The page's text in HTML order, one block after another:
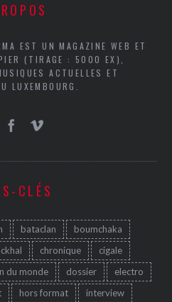
EST UN MAGAZINE WEB ET
(TIRAGE : 5000 EX),
ACTUELLES ET
LUXEMBOURG.
CLÉS
bataclan
boumchaka
chronique
cigale
du monde dossier
electro
hors format
interview